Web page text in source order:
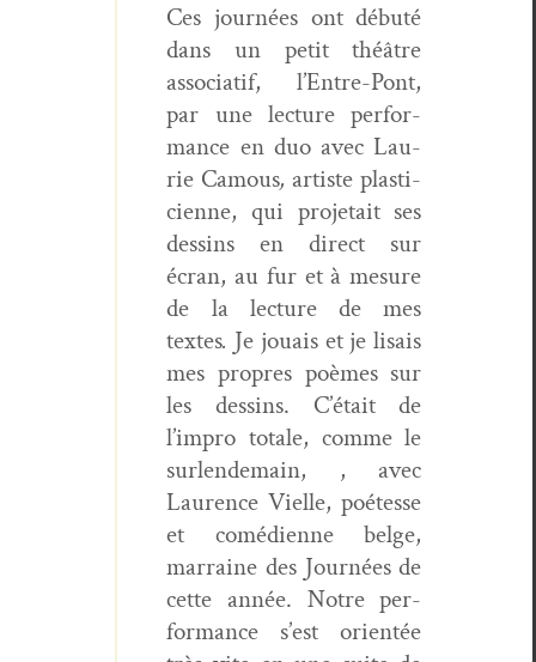
Ces journées ont débuté
dans un petit théâtre
asso­ci­atif, l’Entre-Pont,
par une lec­ture per­for­
mance en duo avec Lau­
rie Camous, artiste plas­ti­
ci­enne, qui pro­je­tait ses
dessins en direct sur
écran, au fur et à mesure
de la lec­ture de mes
textes. Je jouais et je lisais
mes pro­pres poèmes sur
les dessins. C’était de
l’impro totale, comme le
surlen­de­main, , avec
Lau­rence Vielle, poétesse
et comé­di­enne belge,
mar­raine des Journées de
cette année. Notre per­
for­mance s’est ori­en­tée